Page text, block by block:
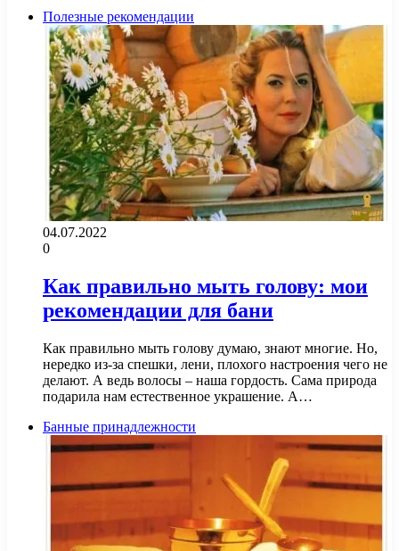
Полезные рекомендации
04.07.2022
0
Как правильно мыть голову: мои
рекомендации для бани
Как правильно мыть голову думаю, знают многие. Но,
нередко из-за спешки, лени, плохого настроения чего не
делают. А ведь волосы – наша гордость. Сама природа
подарила нам естественное украшение. А…
Банные принадлежности